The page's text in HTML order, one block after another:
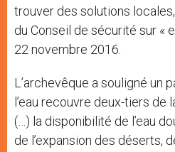
trouver des solutions
du Conseil de sécurité sur «
22 novembre 2016.
L’archevêque a souligné un
l’eau recouvre deux-tiers de
(…) la disponibilité de l’eau
de l’expansion des déserts,